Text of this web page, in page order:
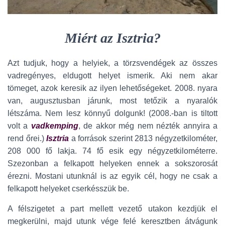
Miért az Isztria?
Azt tudjuk, hogy a helyiek, a törzsvendégek az összes
vadregényes, eldugott helyet ismerik. Aki nem akar
tömeget, azok keresik az ilyen lehetőségeket. 2008. nyara
van, augusztusban járunk, most tetőzik a nyaralók
létszáma. Nem lesz könnyű dolgunk! (2008.-ban is tiltott
volt a vadkemping, de akkor még nem nézték annyira a
rend őrei.)Isztria a források szerint 2813 négyzetkilométer,
208 000 fő lakja. 74 fő esik egy négyzetkilométerre.
Szezonban a felkapott helyeken ennek a sokszorosát
érezni. Mostani utunknál is az egyik cél, hogy ne csak a
felkapott helyeket cserkésszük be.
A félszigetet a part mellett vezető utakon kezdjük el
megkerülni, majd utunk vége felé keresztben átvágunk